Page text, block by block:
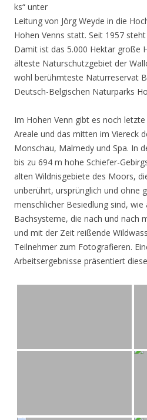
ks“ unter
Leitung von Jörg Weyde in die
Hohen Venns statt. Seit 1957
Damit ist das 5.000 Hektar große
älteste Naturschutzgebiet der
wohl berühmteste Naturreservat
Deutsch-Belgischen Naturparks
Im Hohen Venn gibt es noch
Areale und das mitten im Viereck
Monschau, Malmedy und Spa. In
bis zu 694 m hohe Schiefer-
alten Wildnisgebiete des Moors,
unberührt, ursprünglich und ohne
menschlicher Besiedlung sind, wie
Bachsysteme, die nach und nach
und mit der Zeit reißende
Teilnehmer zum Fotografieren.
Arbeitsergebnisse präsentiert